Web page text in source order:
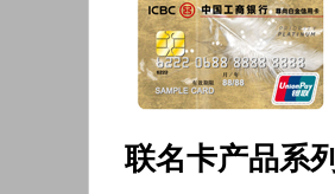
联名卡产品系